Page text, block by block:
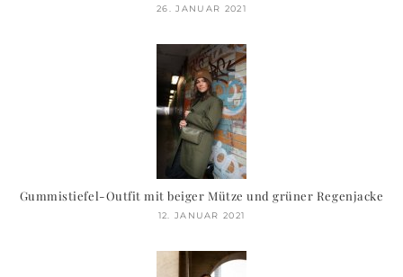
26. JANUAR 2021
Gummistiefel-Outfit mit beiger Mütze und grüner Regenjacke
12. JANUAR 2021